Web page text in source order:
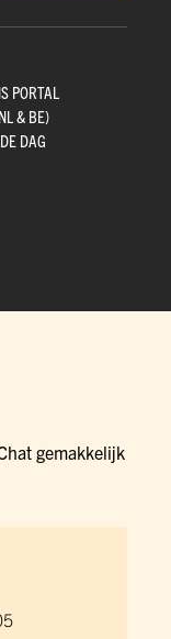
PORTAL
& BE)
DAG
gemakkelijk